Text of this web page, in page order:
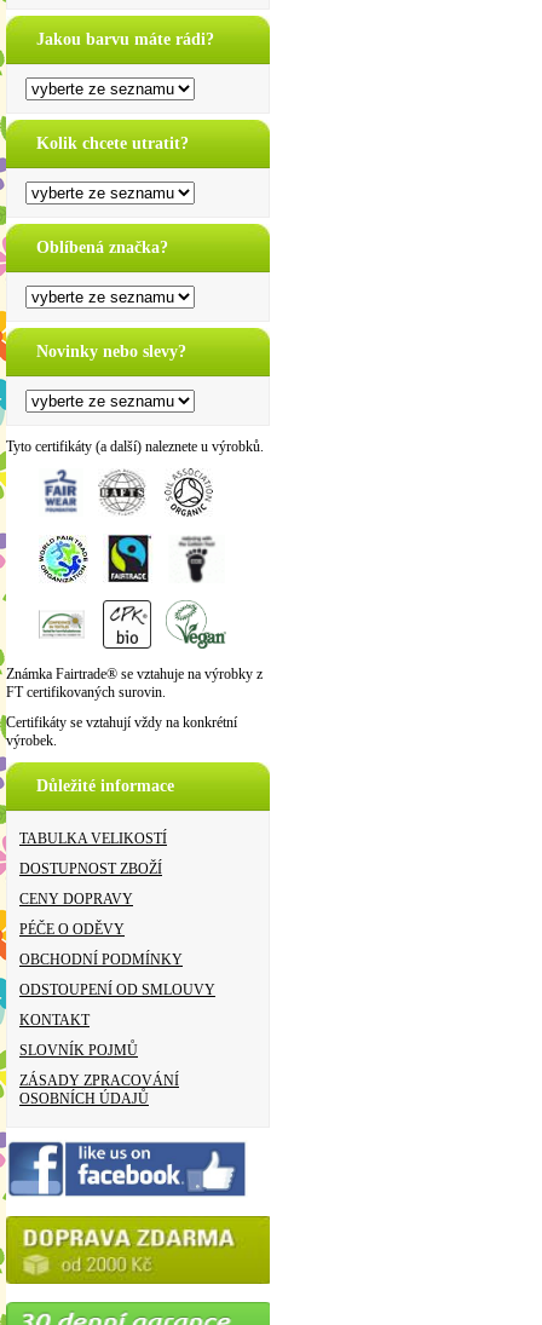
Jakou barvu máte rádi?
Kolik chcete utratit?
Oblíbená značka?
Novinky nebo slevy?
Tyto certifikáty (a další) naleznete u výrobků.
Známka Fairtrade® se vztahuje na výrobky z
FT certifikovaných surovin.
Certifikáty se vztahují vždy na konkrétní
výrobek.
Důležité informace
TABULKA VELIKOSTÍ
DOSTUPNOST ZBOŽÍ
CENY DOPRAVY
PÉČE O ODĚVY
OBCHODNÍ PODMÍNKY
ODSTOUPENÍ OD SMLOUVY
KONTAKT
SLOVNÍK POJMŮ
ZÁSADY ZPRACOVÁNÍ
OSOBNÍCH ÚDAJŮ